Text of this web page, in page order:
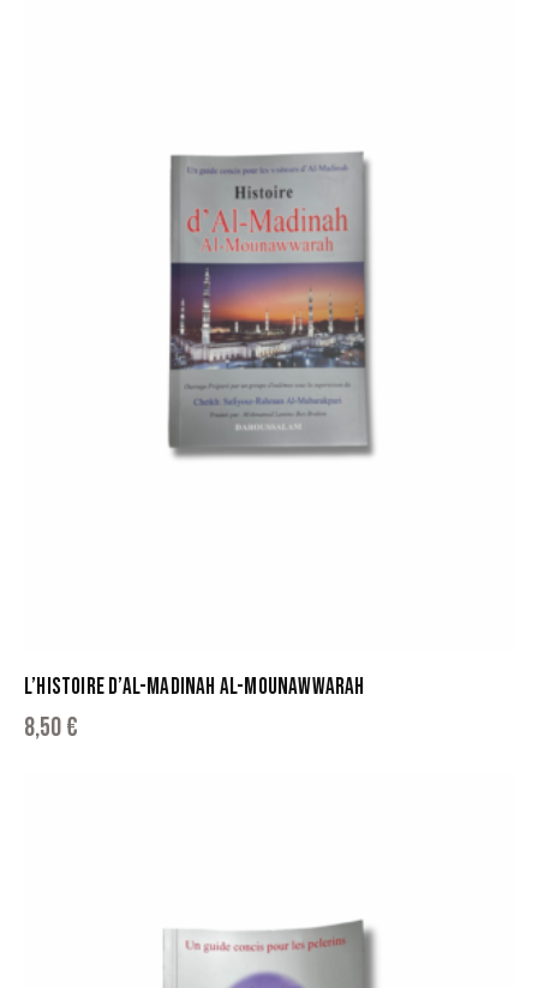
L’HISTOIRE D’AL-MADINAH AL-MOUNAWWARAH
8,50€